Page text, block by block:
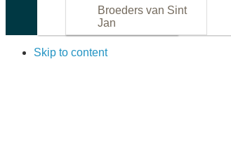
Broeders van Sint
Jan
Skip to content